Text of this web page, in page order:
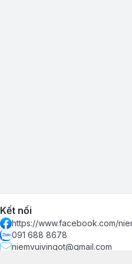
Kết nối
https://www.facebook.com/
091 688 8678
niemvuivingot@gmail.com